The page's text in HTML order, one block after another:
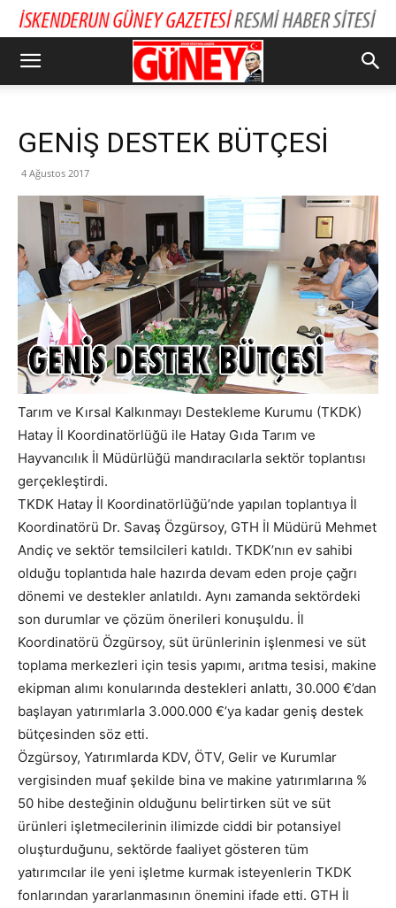
GENİŞ DESTEK BÜTÇESİ
4 Ağustos 2017
Tarım ve Kırsal Kalkınmayı Destekleme Kurumu (TKDK)
Hatay İl Koordinatörlüğü ile Hatay Gıda Tarım ve
Hayvancılık İl Müdürlüğü mandıracılarla sektör toplantısı
gerçekleştirdi.
TKDK Hatay İl Koordinatörlüğü’nde yapılan toplantıya İl
Koordinatörü Dr. Savaş Özgürsoy, GTH İl Müdürü Mehmet
Andiç ve sektör temsilcileri katıldı. TKDK’nın ev sahibi
olduğu toplantıda hale hazırda devam eden proje çağrı
dönemi ve destekler anlatıldı. Aynı zamanda sektördeki
son durumlar ve çözüm önerileri konuşuldu. İl
Koordinatörü Özgürsoy, süt ürünlerinin işlenmesi ve süt
toplama merkezleri için tesis yapımı, arıtma tesisi, makine
ekipman alımı konularında destekleri anlattı, 30.000 €’dan
başlayan yatırımlarla 3.000.000 €’ya kadar geniş destek
bütçesinden söz etti.
Özgürsoy, Yatırımlarda KDV, ÖTV, Gelir ve Kurumlar
vergisinden muaf şekilde bina ve makine yatırımlarına %
50 hibe desteğinin olduğunu belirtirken süt ve süt
ürünleri işletmecilerinin ilimizde ciddi bir potansiyel
oluşturduğunu, sektörde faaliyet gösteren tüm
yatırımcılar ile yeni işletme kurmak isteyenlerin TKDK
fonlarından yararlanmasının önemini ifade etti. GTH İl